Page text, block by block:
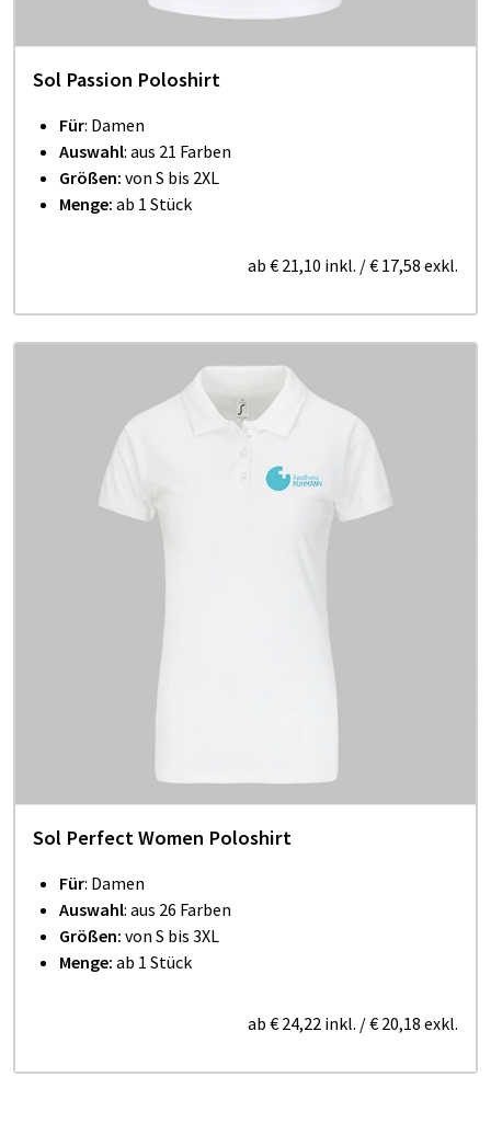
Sol Passion Poloshirt
Für: Damen
Auswahl: aus 21 Farben
Größen: von S bis 2XL
Menge: ab 1 Stück
ab € 21,10 inkl. /€ 17,58 exkl.
Sol Perfect Women Poloshirt
Für: Damen
Auswahl: aus 26 Farben
Größen: von S bis 3XL
Menge: ab 1 Stück
ab € 24,22 inkl. /€ 20,18 exkl.